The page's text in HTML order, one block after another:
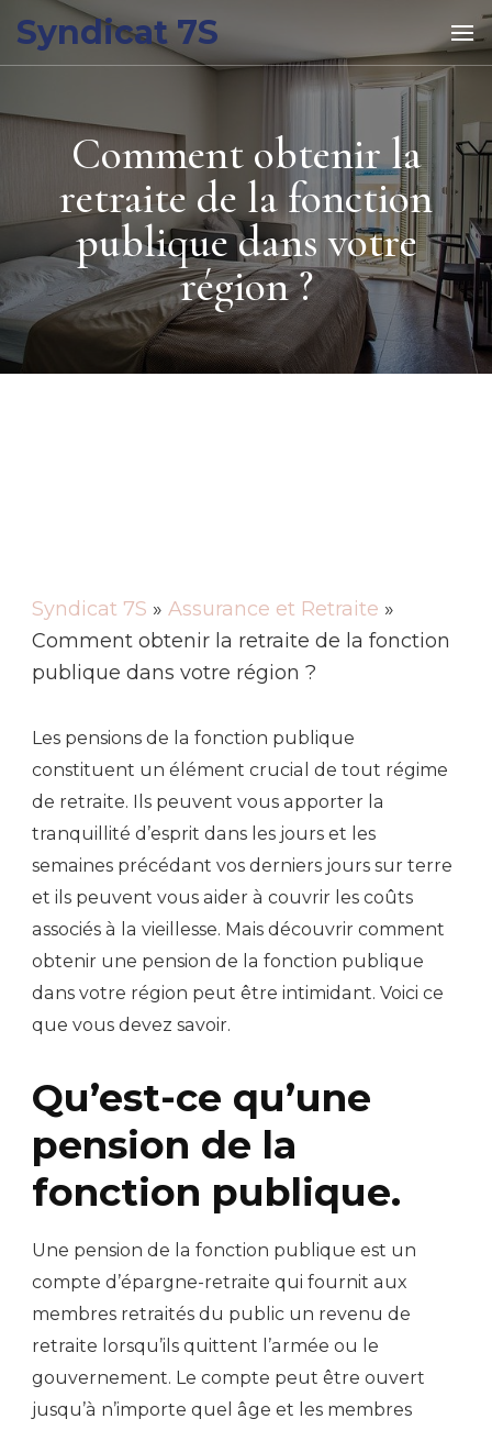
Syndicat 7S
Comment obtenir la
retraite de la fonction
publique dans votre
région ?
Syndicat 7S » Assurance et Retraite »
Comment obtenir la retraite de la fonction
publique dans votre région ?
Les pensions de la fonction publique
constituent un élément crucial de tout régime
de retraite. Ils peuvent vous apporter la
tranquillité d’esprit dans les jours et les
semaines précédant vos derniers jours sur terre
et ils peuvent vous aider à couvrir les coûts
associés à la vieillesse. Mais découvrir comment
obtenir une pension de la fonction publique
dans votre région peut être intimidant. Voici ce
que vous devez savoir.
Qu’est-ce qu’une
pension de la
fonction publique.
Une pension de la fonction publique est un
compte d’épargne-retraite qui fournit aux
membres retraités du public un revenu de
retraite lorsqu’ils quittent l’armée ou le
gouvernement. Le compte peut être ouvert
jusqu’à n’importe quel âge et les membres